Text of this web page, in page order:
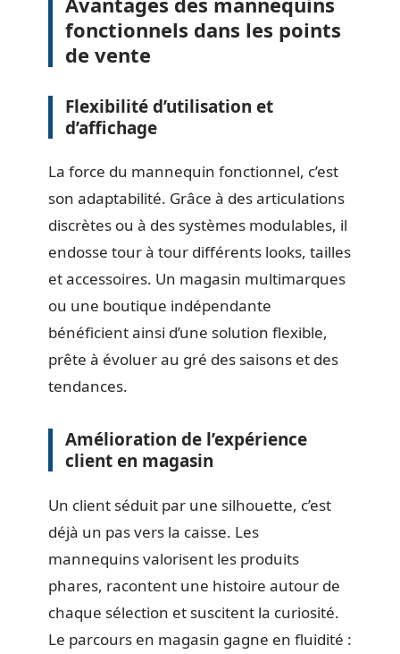
fonctionnels dans les points
de vente
Flexibilité d’utilisation et
d’affichage
La force du mannequin fonctionnel, c’est
son adaptabilité. Grâce à des articulations
discrètes ou à des systèmes modulables, il
endosse tour à tour différents looks, tailles
et accessoires. Un magasin multimarques
ou une boutique indépendante
bénéficient ainsi d’une solution flexible,
prête à évoluer au gré des saisons et des
tendances.
Amélioration de l’expérience
client en magasin
Un client séduit par une silhouette, c’est
déjà un pas vers la caisse. Les
mannequins valorisent les produits
phares, racontent une histoire autour de
chaque sélection et suscitent la curiosité.
Le parcours en magasin gagne en fluidité :